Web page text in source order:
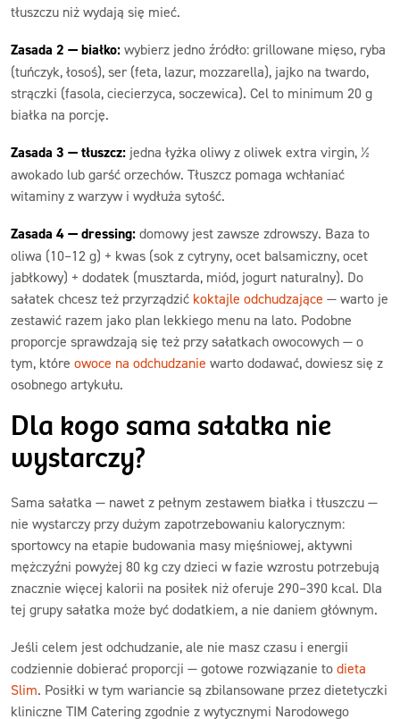
tłuszczu niż wydają się mieć.
Zasada 2 — białko: wybierz jedno źródło: grillowane mięso, ryba
(tuńczyk, łosoś), ser (feta, lazur, mozzarella), jajko na twardo,
strączki (fasola, ciecierzyca, soczewica). Cel to minimum 20 g
białka na porcję.
Zasada 3 — tłuszcz: jedna łyżka oliwy z oliwek extra virgin, ½
awokado lub garść orzechów. Tłuszcz pomaga wchłaniać
witaminy z warzyw i wydłuża sytość.
Zasada 4 — dressing: domowy jest zawsze zdrowszy. Baza to
oliwa (10–12 g) + kwas (sok z cytryny, ocet balsamiczny, ocet
jabłkowy) + dodatek (musztarda, miód, jogurt naturalny). Do
sałatek chcesz też przyrządzić koktajle odchudzające — warto je
zestawić razem jako plan lekkiego menu na lato. Podobne
proporcje sprawdzają się też przy sałatkach owocowych — o
tym, które owoce na odchudzanie warto dodawać, dowiesz się z
osobnego artykułu.
Dla kogo sama sałatka nie
wystarczy?
Sama sałatka — nawet z pełnym zestawem białka i tłuszczu —
nie wystarczy przy dużym zapotrzebowaniu kalorycznym:
sportowcy na etapie budowania masy mięśniowej, aktywni
mężczyźni powyżej 80 kg czy dzieci w fazie wzrostu potrzebują
znacznie więcej kalorii na posiłek niż oferuje 290–390 kcal. Dla
tej grupy sałatka może być dodatkiem, a nie daniem głównym.
Jeśli celem jest odchudzanie, ale nie masz czasu i energii
codziennie dobierać proporcji — gotowe rozwiązanie to dieta
Slim. Posiłki w tym wariancie są zbilansowane przez dietetyczki
kliniczne TIM Catering zgodnie z wytycznymi Narodowego